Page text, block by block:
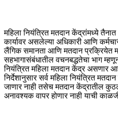
महिला नियंत्रित मतदान केंद्रांमध्ये
कार्यावर असलेल्या अधिकारी आणि
लैंगिक समानता आणि मतदान प्रक्रियेत
सहभागासंबंधातील वचनबद्धतेचा भाग
नियंत्रित महिला मतदान केंद्र असणार
निर्देशानुसार सर्व महिला नियंत्रित
जाणार नाही तसेच मतदान केंद्रातील
अनावश्यक वापर होणार नाही याची